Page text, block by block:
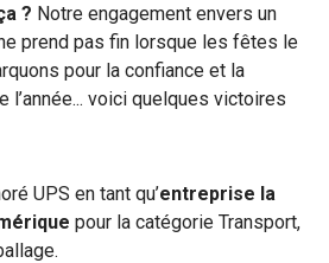
? Notre engagement envers un
prend pas fin lorsque les fêtes le
pour la confiance et la
l’année... voici quelques victoires
UPS en tant qu’entreprise la
pour la catégorie Transport,